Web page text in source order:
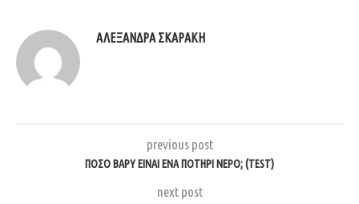
ΑΛΕΞΆΝΔΡΑ ΣΚΑΡΆΚΗ
previous post
ΠΌΣΟ ΒΑΡΎ ΕΊΝΑΙ ΈΝΑ ΠΟΤΉΡΙ ΝΕΡΌ; (TEST)
next post